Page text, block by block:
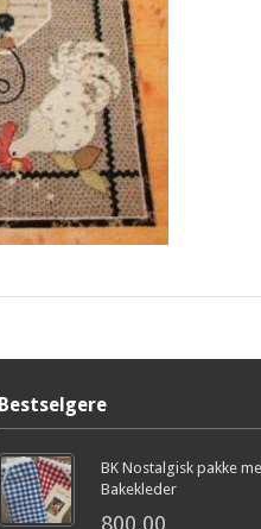
Bestselgere
BK Nostalgisk pakke
Bakekleder
800,00